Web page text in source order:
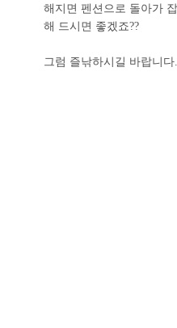
해지면 펜션으로 돌아가
해 드시면 좋겠죠??
그럼 즐낚하시길 바랍니다